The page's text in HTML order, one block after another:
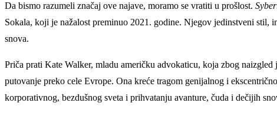
Da bismo razumeli značaj ove najave, moramo se vratiti u prošlost.
Sokala, koji je nažalost preminuo 2021. godine. Njegov jedinstveni stil,
snova.
Priča prati Kate Walker, mladu američku advokaticu, koja zbog
putovanje preko cele Evrope. Ona kreće tragom genijalnog i
korporativnog, bezdušnog sveta i prihvatanju avanture, čuda i dečijih